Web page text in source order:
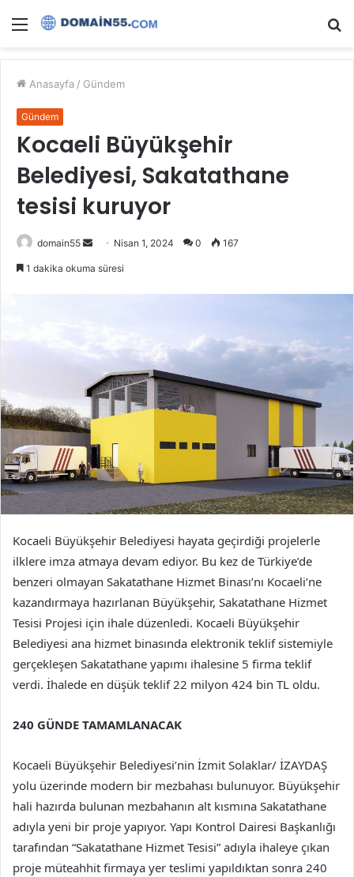
Menü
Anasayfa / Gündem
Gündem
Kocaeli Büyükşehir
Belediyesi, Sakatathane
tesisi kuruyor
domain55
Bir
Nisan 1, 2024 0 167
1 dakika okuma süresi
Kocaeli Büyükşehir Belediyesi hayata geçirdiği projelerle
ilklere imza atmaya devam ediyor. Bu kez de Türkiye’de
benzeri olmayan Sakatathane Hizmet Binası’nı Kocaeli’ne
kazandırmaya hazırlanan Büyükşehir, Sakatathane Hizmet
Tesisi Projesi için ihale düzenledi. Kocaeli Büyükşehir
Belediyesi ana hizmet binasında elektronik teklif sistemiyle
gerçekleşen Sakatathane yapımı ihalesine 5 firma teklif
verdi. İhalede en düşük teklif 22 milyon 424 bin TL oldu.
240 GÜNDE TAMAMLANACAK
Kocaeli Büyükşehir Belediyesi’nin İzmit Solaklar/ İZAYDAŞ
yolu üzerinde modern bir mezbahası bulunuyor. Büyükşehir
hali hazırda bulunan mezbahanın alt kısmına Sakatathane
adıyla yeni bir proje yapıyor. Yapı Kontrol Dairesi Başkanlığı
tarafından “Sakatathane Hizmet Tesisi” adıyla ihaleye çıkan
proje müteahhit firmaya yer teslimi yapıldıktan sonra 240